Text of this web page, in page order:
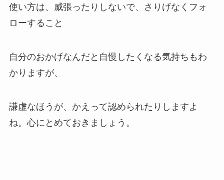
使い方は、威張ったりしないで、さりげなくフォ
ローすること
自分のおかげなんだと自慢したくなる気持ちもわ
かりますが、
謙虚なほうが、かえって認められたりしますよ
ね。心にとめておきましょう。